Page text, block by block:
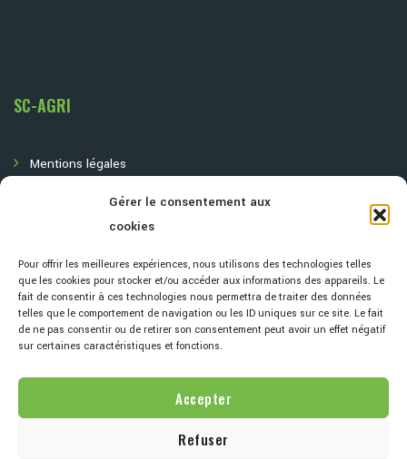
Gérer le consentement aux
cookies
Pour offrir les meilleures expériences, nous utilisons des technologies telles
que les cookies pour stocker et/ou accéder aux informations des appareils. Le
fait de consentir à ces technologies nous permettra de traiter des données
telles que le comportement de navigation ou les ID uniques sur ce site. Le fait
de ne pas consentir ou de retirer son consentement peut avoir un effet négatif
sur certaines caractéristiques et fonctions.
Accepter
Refuser
SC-AGRI
Mentions légales
Politique de confidentialité
Copyright © SC-Agri 2022 Tous Droits Réservés.